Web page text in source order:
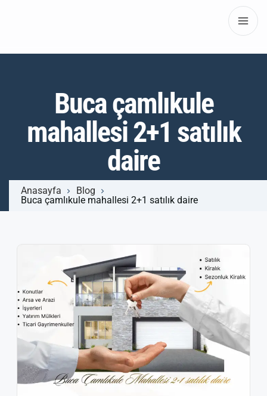
Buca çamlıkule
mahallesi 2+1 satılık
daire
Anasayfa
Blog
Buca çamlıkule mahallesi 2+1 satılık daire